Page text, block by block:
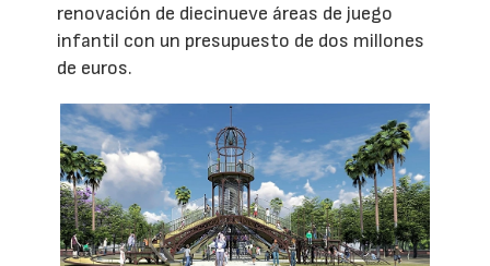
renovación de diecinueve áreas de juego
infantil con un presupuesto de dos millones
de euros.